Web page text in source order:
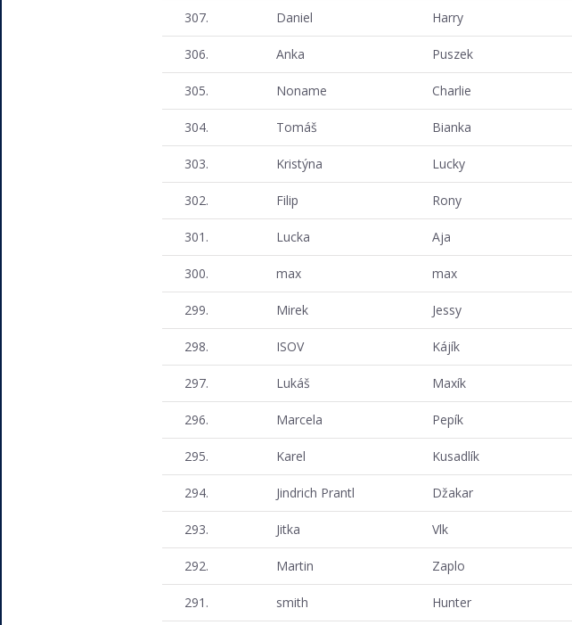
307. Daniel Harry
306. Anka Puszek
305. Noname Charlie
304. Tomáš Bianka
303. Kristýna Lucky
302. Filip Rony
301. Lucka Aja
300. max max
299. Mirek Jessy
298. ISOV Kájík
297. Lukáš Maxík
296. Marcela Pepík
295. Karel Kusadlík
294. Jindrich Prantl Džakar
293. Jitka Vlk
292. Martin Zaplo
291. smith Hunter